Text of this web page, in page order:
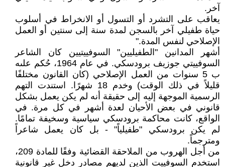
آخر.
يعاقب على التشرد أو التسول أو الانخراط في أسلوب
حياة طفيلي آخر بالسجن لمدة سنة إلى سنتين أو العمل
الإصلاحي لنفس المدة."
أشهر المدانين "الطفيليين" السوفييتيين كان الشاعر
السوفييتي جوزيف برودسكي. في عام 1964، حُكم علىه
ب 5 سنوات من العمل الإصلاحي (كان القانون مختلفًا
قليلاً في ذلك الوقت) وخدم 18 شهرًا. استندت التهم
الرسمية الموجهة إليه إلى حقيقة أنه لم يكن يعمل بشكل
قانوني في بعض الأحيان لعدة أشهر في كل مرة. في
الواقع، كانت محاكمة برودسكي سياسية وسخيفة تمامًا.
لم يكن برودسكي "طفيلياً" - بل كان يعمل شاعراً
ومترجماً.
من أجل الهروب من الملاحقة القضائية وفقًا للمادة 209،
استخدم السوفييت الذين لديهم مصادر دخل غير قانونية